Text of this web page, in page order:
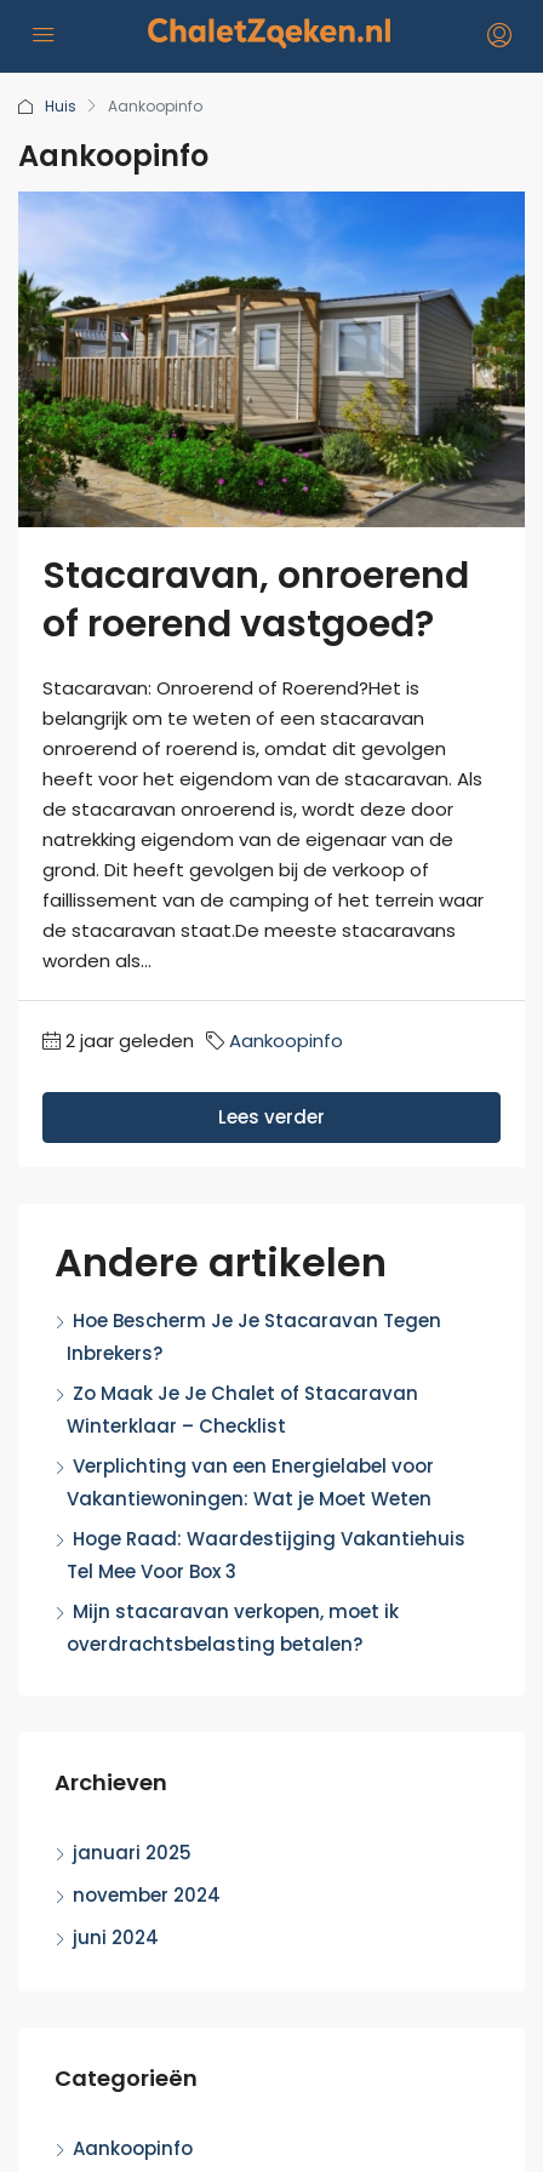
Huis Aankoopinfo
Aankoopinfo
Stacaravan, onroerend
of roerend vastgoed?
Stacaravan: Onroerend of Roerend?Het is
belangrijk om te weten of een stacaravan
onroerend of roerend is, omdat dit gevolgen
heeft voor het eigendom van de stacaravan. Als
de stacaravan onroerend is, wordt deze door
natrekking eigendom van de eigenaar van de
grond. Dit heeft gevolgen bij de verkoop of
faillissement van de camping of het terrein waar
de stacaravan staat.De meeste stacaravans
worden als...
2 jaar geleden Aankoopinfo
Lees verder
Andere artikelen
Hoe Bescherm Je Je Stacaravan Tegen
Inbrekers?
Zo Maak Je Je Chalet of Stacaravan
Winterklaar – Checklist
Verplichting van een Energielabel voor
Vakantiewoningen: Wat je Moet Weten
Hoge Raad: Waardestijging Vakantiehuis
Tel Mee Voor Box 3
Mijn stacaravan verkopen, moet ik
overdrachtsbelasting betalen?
Archieven
januari 2025
november 2024
juni 2024
Categorieën
Aankoopinfo